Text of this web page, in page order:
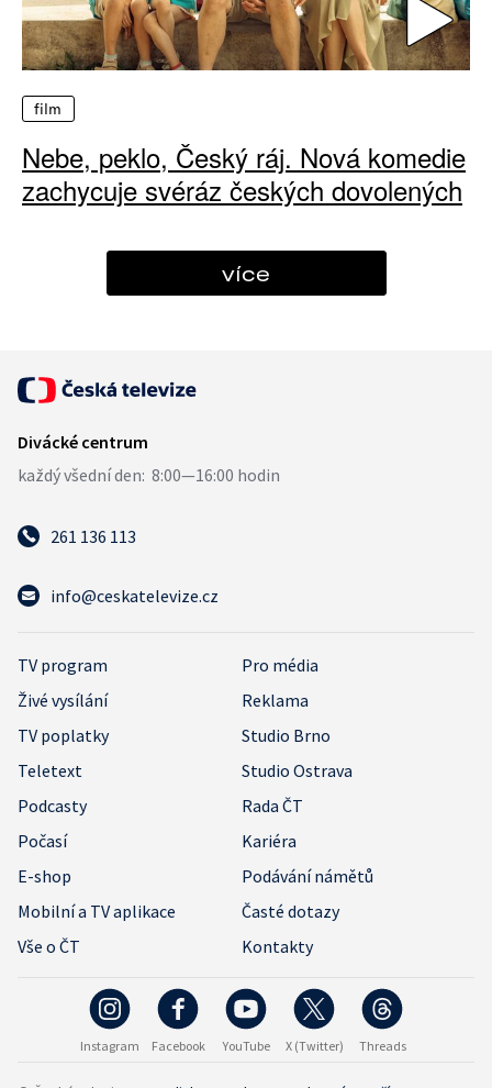
film
Nebe, peklo, Český ráj. Nová komedie
zachycuje svéráz českých dovolených
více
261 136 113
info@ceskatelevize.cz
TV program
Pro média
Živé vysílání
Reklama
TV poplatky
Studio Brno
Teletext
Studio Ostrava
Podcasty
Rada ČT
Počasí
Kariéra
E-shop
Podávání námětů
Mobilní a TV aplikace
Časté dotazy
Vše o ČT
Kontakty
Instagram Facebook YouTube X (Twitter) Threads